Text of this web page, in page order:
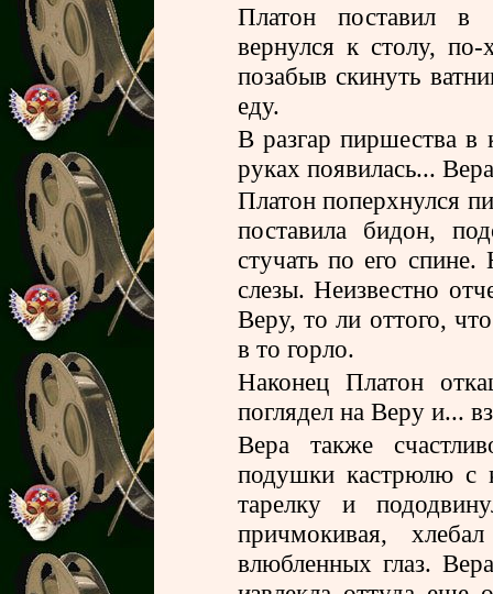
Платон поставил в
вернулся к столу, по-
позабыв скинуть
еду.
В разгар пиршества
руках появилась...
Платон поперхнулся
поставила бидон,
стучать по его
слезы. Неизвестно
Веру, то ли оттого,
в то горло.
Наконец Платон
поглядел на Веру и...
Вера также
подушки кастрюлю с
тарелку и
причмокивая,
влюбленных глаз.